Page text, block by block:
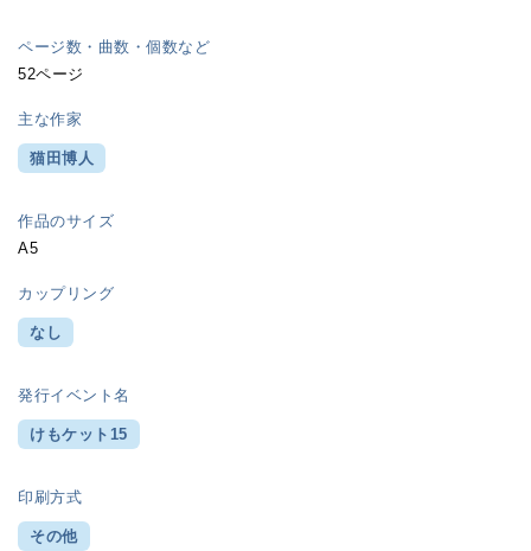
ページ数・曲数・個数など
52ページ
主な作家
猫田博人
作品のサイズ
A5
カップリング
なし
発行イベント名
けもケット15
印刷方式
その他